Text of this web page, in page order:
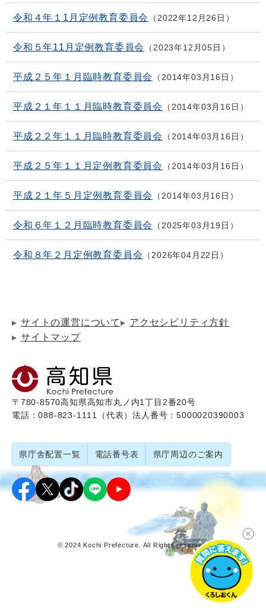
令和４年１1月定例教育委員会 2022年12月26日
令和５年11月定例教育委員会 2023年12月05日
平成２５年１月臨時教育委員会 2014年03月16日
平成２１年１１月臨時教育委員会 2014年03月16日
平成２２年１１月臨時教育委員会 2014年03月16日
平成２５年１１月定例教育委員会 2014年03月16日
平成２１年５月定例教育委員会 2014年03月16日
令和６年１２月臨時教育委員会 2025年03月19日
令和８年２月定例教育委員会 2026年04月22日
サイトの運営について
アクセシビリティ方針
サイトマップ
〒780-8570高知県高知市丸ノ内1丁目2番20号
電話：088-823-1111（代表）法人番号：5000020390003
県庁舎配置一覧 電話番号表 県庁周辺のご案内
© 2024 Kochi Prefecture. All Rights reserved.